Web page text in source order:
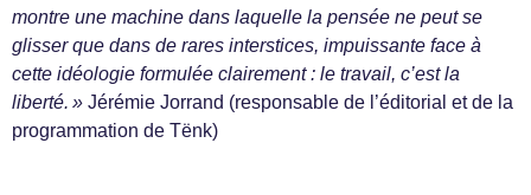
montre une machine dans laquelle la pensée ne peut se
glisser que dans de rares interstices, impuissante face à
cette idéologie formulée clairement : le travail, c’est la
liberté. » Jérémie Jorrand (responsable de l’éditorial et de la
programmation de Tënk)